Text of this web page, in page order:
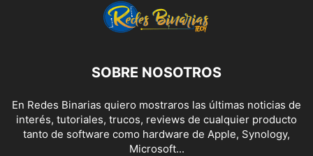
SOBRE NOSOTROS
En Redes Binarias quiero mostraros las últimas noticias de
interés, tutoriales, trucos, reviews de cualquier producto
tanto de software como hardware de Apple, Synology,
Microsoft...